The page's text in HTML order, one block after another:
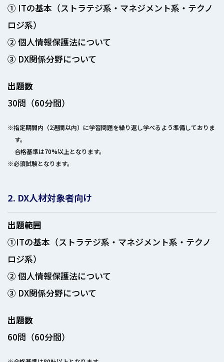
① ITの基本（ストラテジ系・マネジメント系・テクノ
ロジ系）
② 個人情報保護法について
③ DX関係分野について
出題数
30問（60分間）
※指定期間内（2週間以内）に学習問題を繰り返し学べるよう準備しておりま
す。
合格基準は70%以上となります。
※必須試験となります。
2. DX人材対象者向け
出題範囲
①ITの基本（ストラテジ系・マネジメント系・テクノ
ロジ系）
② 個人情報保護法について
③ DX関係分野について
出題数
60問（60分間）